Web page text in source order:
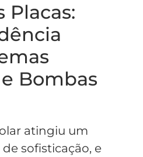
Placas:
Bombas
atingiu um
sofisticação, e